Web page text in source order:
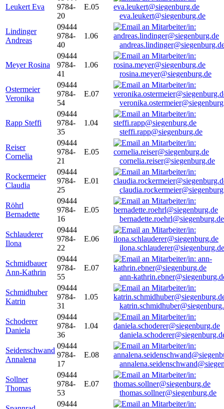
Leukert Eva
9784-
20
E.05
eva.leukert@siegenburg.de
Lindinger
Andreas
09444
9784-
40
1.06
Meyer Rosina
09444
9784-
41
1.06
rosina.meyer@siegenburg.de
Ostermeier
Veronika
09444
9784-
54
E.07
Rapp Steffi
09444
9784-
35
1.04
steffi.rapp@siegenburg.de
Reiser
Cornelia
09444
9784-
21
E.05
cornelia.reiser@siegenburg.de
Rockermeier
Claudia
09444
9784-
25
E.01
Röhrl
Bernadette
09444
9784-
16
E.05
bernadette.roehrl@siegenburg.de
Schlauderer
Ilona
09444
9784-
22
E.06
ilona.schlauderer@siegenburg.de
Schmidbauer
Ann-Kathrin
09444
9784-
55
E.07
ann-
Schmidhuber
Katrin
09444
9784-
31
1.05
Schoderer
Daniela
09444
9784-
36
1.04
Seidenschwand
Annalena
09444
9784-
17
E.08
Sollner
Thomas
09444
9784-
53
E.07
thomas.sollner@siegenburg.de
09444